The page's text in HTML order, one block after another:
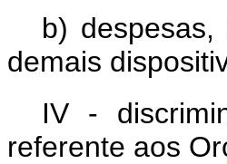
b)
demais
IV -
referente aos